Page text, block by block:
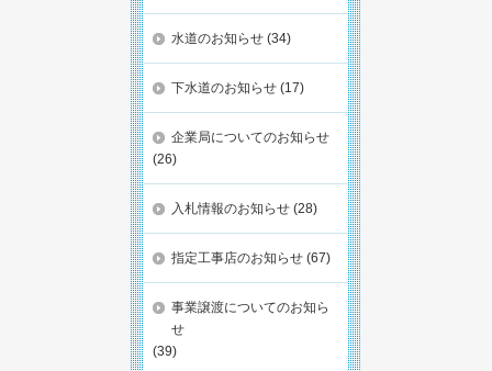
水道のお知らせ (34)
下水道のお知らせ (17)
企業局についてのお知らせ
(26)
入札情報のお知らせ (28)
指定工事店のお知らせ (67)
事業譲渡についてのお知ら
せ
(39)